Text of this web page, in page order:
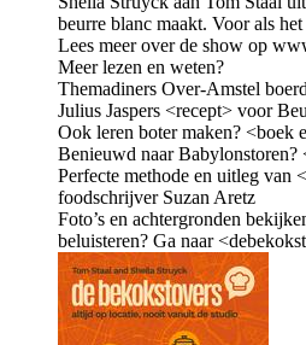
beurre blanc maakt. Voor als
Lees meer over de show op
Meer lezen en weten?
Themadiners Over-Amstel
Julius Jaspers <recept> voor
Ook leren boter maken? <boek
Benieuwd naar Babylonstoren?
Perfecte methode en uitleg van
foodschrijver Suzan Aretz
Foto’s en achtergronden
beluisteren? Ga naar